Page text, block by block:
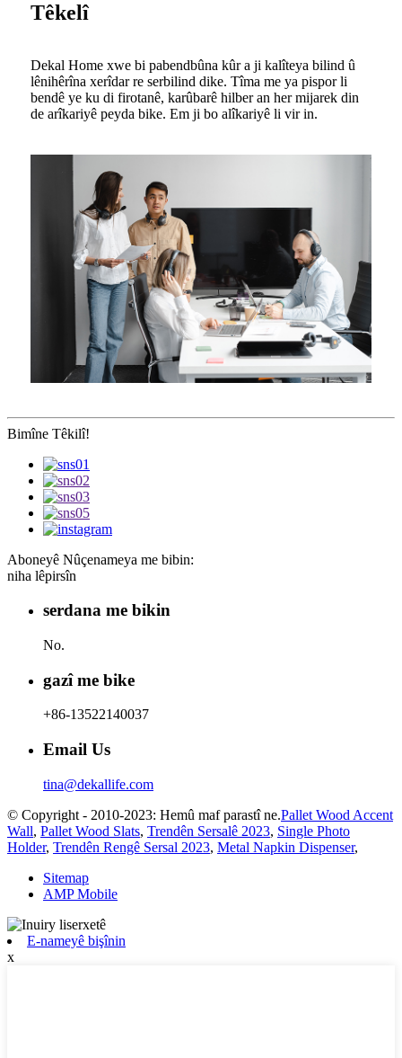
Têkelî
Dekal Home xwe bi pabendbûna kûr a ji kalîteya bilind û
lênihêrîna xerîdar re serbilind dike. Tîma me ya pispor li
bendê ye ku di firotanê, karûbarê hilber an her mijarek din
de arîkariyê peyda bike. Em ji bo alîkariyê li vir in.
Bimîne Têkilî!
Aboneyê Nûçenameya me bibin:
niha lêpirsîn
serdana me bikin
No.
gazî me bike
+86-13522140037
Email Us
tina@dekallife.com
© Copyright - 2010-2023: Hemû maf parastî ne.Pallet Wood Accent
Wall, Pallet Wood Slats, Trendên Sersalê 2023, Single Photo
Holder, Trendên Rengê Sersal 2023, Metal Napkin Dispenser,
Sitemap
AMP Mobile
E-nameyê bişînin
x